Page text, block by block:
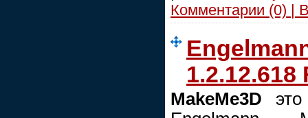
Комментарии (0) |
1.2.12.618
MakeMe3D